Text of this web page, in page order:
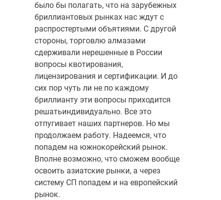
было бы полагать, что на зарубежных
бриллиантовых рынках нас ждут с
распростертыми объятиями. С другой
стороны, торговлю алмазами
сдерживали нерешенные в России
вопросы квотирования,
лицензирования и сертификации. И до
сих пор чуть ли не по каждому
бриллианту эти вопросы приходится
решатьиндивидуально. Все это
отпугивает наших партнеров. Но мы
продолжаем работу. Надеемся, что
попадем на южнокорейский рынок.
Вполне возможно, что сможем вообще
освоить азиатские рынки, а через
систему СП попадем и на европейский
рынок.